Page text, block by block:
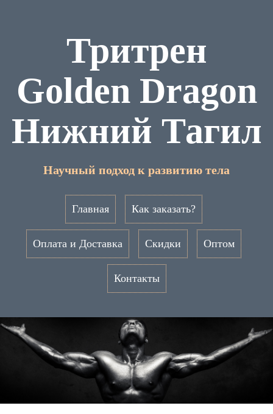
Тритрен
Golden Dragon
Нижний Тагил
Научный подход к развитию тела
Главная Как заказать?
Оплата и Доставка Скидки Оптом
Контакты